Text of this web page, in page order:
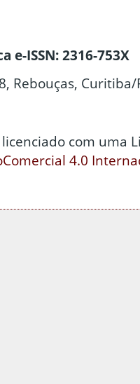
e-ISSN: 2316-753X
Rebouças, Curitiba/
com uma
4.0